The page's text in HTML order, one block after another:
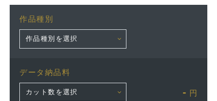
作品種別
データ納品料
- 円